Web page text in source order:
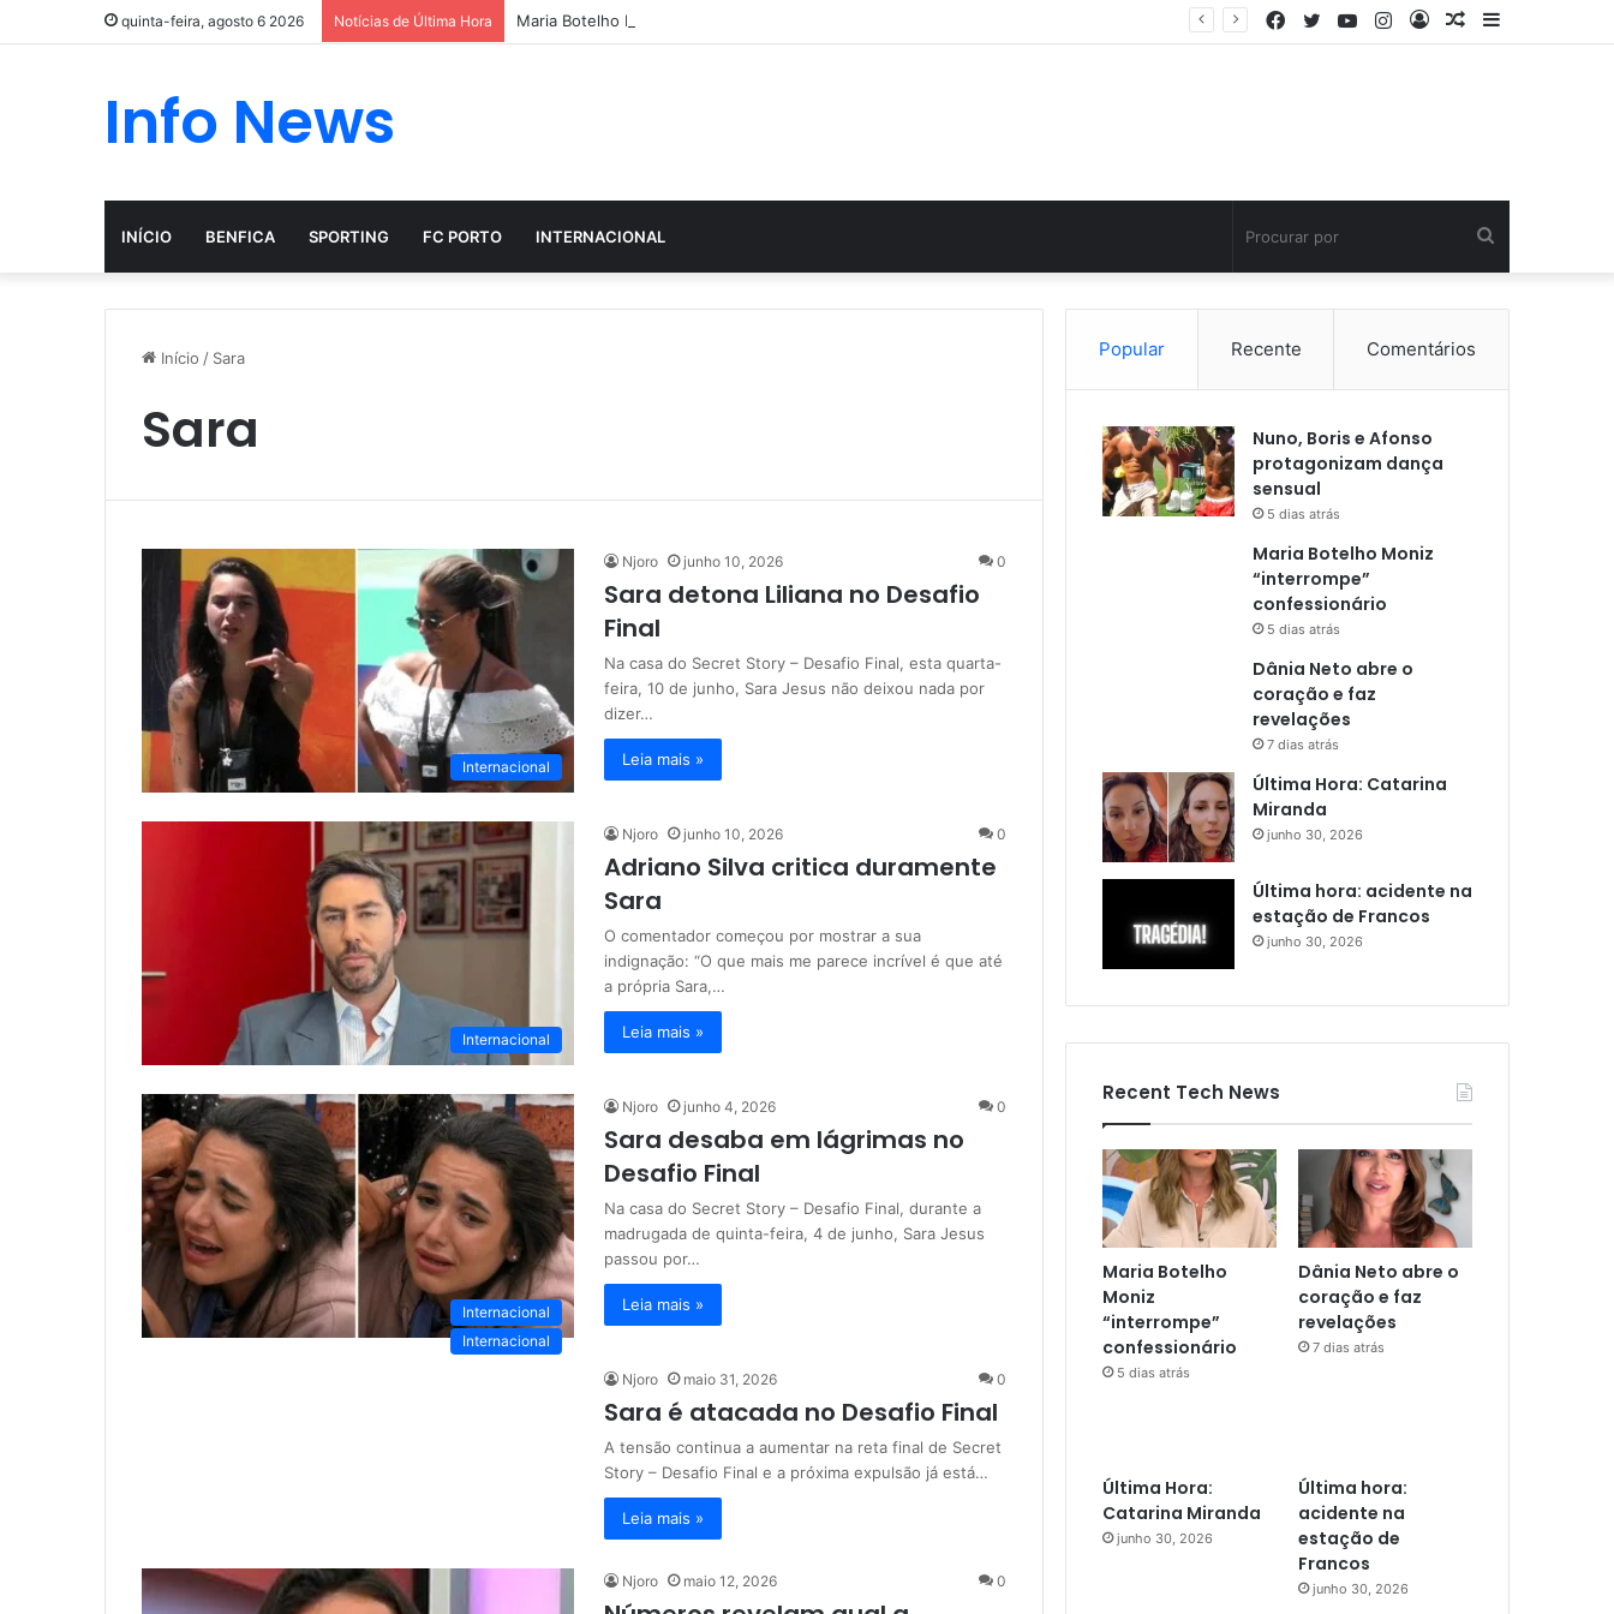
quinta-feira, agosto 6 2026 Notícias de Última Hora Maria Botelho Moniz “interrompe” confessionário
Barra
Artigo
Entrar
Instagram
YouTube
Twitter
Facebook
Info News
INÍCIO BENFICA SPORTING FC PORTO INTERNACIONAL
por
Início / Sara
Sara
Internacional
Njoro junho 10, 2026 0
Sara detona Liliana no Desafio
Final
Na casa do Secret Story – Desafio Final, esta quarta-
feira, 10 de junho, Sara Jesus não deixou nada por
dizer…
Leia mais »
Internacional
Njoro junho 10, 2026 0
Adriano Silva critica duramente
Sara
O comentador começou por mostrar a sua
indignação: “O que mais me parece incrível é que até
a própria Sara,…
Leia mais »
Internacional
Njoro junho 4, 2026 0
Sara desaba em lágrimas no
Desafio Final
Na casa do Secret Story – Desafio Final, durante a
madrugada de quinta-feira, 4 de junho, Sara Jesus
passou por…
Leia mais »
Internacional
Njoro maio 31, 2026 0
Sara é atacada no Desafio Final
A tensão continua a aumentar na reta final de Secret
Story – Desafio Final e a próxima expulsão já está…
Leia mais »
Njoro maio 12, 2026 0
Popular Recente Comentários
Nuno, Boris e Afonso
protagonizam dança
sensual
5 dias atrás
Maria Botelho Moniz
“interrompe”
confessionário
5 dias atrás
Dânia Neto abre o
coração e faz
revelações
7 dias atrás
Última Hora: Catarina
Miranda
junho 30, 2026
Última hora: acidente na
estação de Francos
junho 30, 2026
Recent Tech News
Maria Botelho
Moniz
“interrompe”
confessionário
5 dias atrás
Dânia Neto abre o
coração e faz
revelações
7 dias atrás
Última Hora:
Catarina Miranda
junho 30, 2026
Última hora:
acidente na
estação de
Francos
junho 30, 2026